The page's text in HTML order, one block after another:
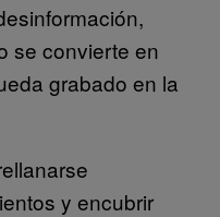
se convierte en
grabado en la
y encubrir